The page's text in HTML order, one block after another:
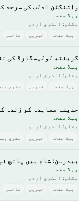
واشنگٹن ادلب کی سرحد
پہلا صفحہ
بقلم: الشرق اردو
پہلا صفحہ خبريں عالمى
گریفتھ لولیسگارڈ کی
پہلا صفحہ
بقلم: الشرق اردو
پہلا صفحہ خبريں مشرق
حدیدہ معاہدہ کو زندہ
پہلا صفحہ
بقلم: الشرق اردو
پہلا صفحہ خبريں مشرق
بیدرسن: شام میں پانچ
پہلا صفحہ
بقلم: الشرق اردو
پہلا صفحہ خبريں عالمى